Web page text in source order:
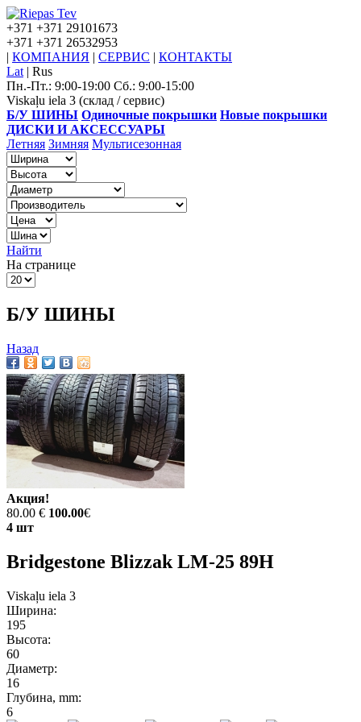
+371 +371 29101673
+371 +371 26532953
| КОМПАНИЯ | СЕРВИС | КОНТАКТЫ
Lat | Rus
Пн.-Пт.: 9:00-19:00 Сб.: 9:00-15:00
Viskaļu iela 3 (склад / сервис)
Б/У ШИНЫ Одиночные покрышки Новые покрышки
ДИСКИ И АКСЕССУАРЫ
Летняя Зимняя Мультисезонная
Найти
На странице
Б/У ШИНЫ
Назад
Акция!
80.00 € 100.00€
4 шт
Bridgestone Blizzak LM-25 89H
Viskaļu iela 3
Ширина:
195
Высота:
60
Диаметр:
16
Глубина, mm:
6